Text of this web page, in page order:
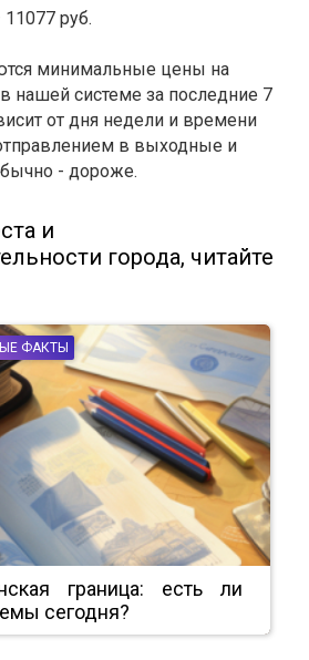
руб.
минимальные цены на
нашей системе за последние 7
от дня недели и времени
в выходные и
- дороже.
и
города, читайте
ФАКТЫ
граница: есть ли
сегодня?